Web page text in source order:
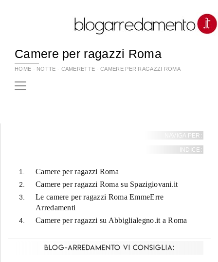
Camere per ragazzi Roma
HOME - NOTTE - CAMERETTE -CAMERE PER RAGAZZI ROMA
NAVIGA PER:
INDICE:
Camere per ragazzi Roma
Camere per ragazzi Roma su Spazigiovani.it
Le camere per ragazzi Roma EmmeErre
Arredamenti
Camere per ragazzi su Abbiglialegno.it a Roma
Blog-Arredamento vi consiglia: